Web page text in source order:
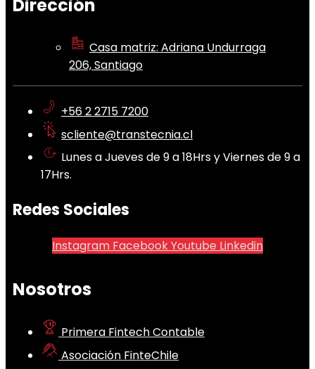
Dirección
Casa matriz: Adriana Undurraga
206, Santiago
+56 2 2715 7200
scliente@transtecnia.cl
Lunes a Jueves de 9 a 18Hrs y Viernes de 9 a
17Hrs.
Redes Sociales
Instagram FacebookYoutube Linkedin
Nosotros
Primera Fintech Contable
Asociación FinteChile